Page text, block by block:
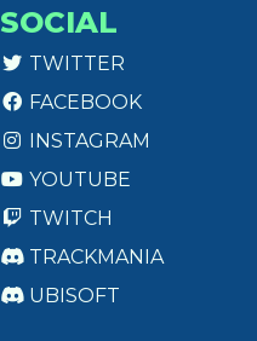
SOCIAL
TWITTER
FACEBOOK
INSTAGRAM
YOUTUBE
TWITCH
TRACKMANIA
UBISOFT